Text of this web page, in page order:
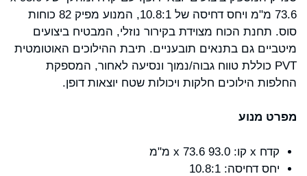
73.6 מ"מ ויחס דחיסה של 10.8:1, המנוע מפיק 82 כוחות
סוס. תחנת הכוח מצוידת בקירור נוזלי, המבטיח ביצועים
מיטביים גם בתנאים תובעניים. תיבת ההילוכים האוטומטית
PVT כוללת טווח גבוה/נמוך ונסיעה לאחור, המספקת
החלפות הילוכים חלקות ויכולות שטח יוצאות דופן.
מפרט מנוע
קדח x קו: 93.0 x 73.6 מ"מ
יחס דחיסה: 10.8:1